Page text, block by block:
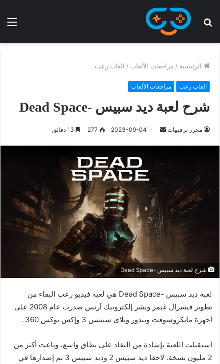
الرئيسية / مراجعات الألعاب / العاب رعب
العاب رعب مراجعات الألعاب
شرح لعبة ديد سبيس -Dead Space
محرر ترفيهات 2023-09-04
277
شرح لعبة ديد سبيس -Dead Space
لعبة ديد سبيس -Dead Space هي لعبة فيديو رعب البقاء من
تطوير فيسرال غيمز ونشر إلكترونيك آرتس صدرت عام 2008 على
أجهزة مايكروسوفت ويندوز وبلاي ستيشن 3 وإكس بوكس 360 .
استقبلت اللعبة بإشادة من النقاد على نطاق واسع، وباعت أكثر من
2 مليون نسخة. لاحقا ديد سبيس 2 وديد سبيس 3 تم إصدارها في